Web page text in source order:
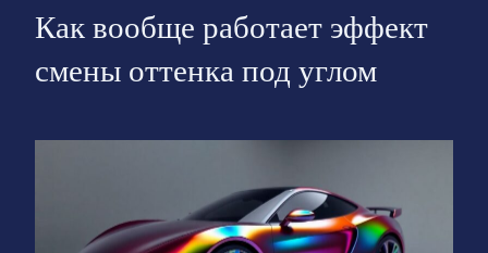
Как вообще работает эффект
смены оттенка под углом